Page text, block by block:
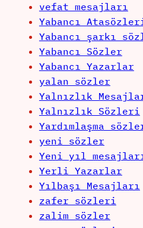
vefat mesajları
Yabancı
Yabancı şarkı
Yabancı Sözler
Yabancı Yazarlar
yalan sözler
Yalnızlık
Yalnızlık Sözleri
Yardımlaşma
yeni sözler
Yeni yıl
Yerli Yazarlar
Yılbaşı Mesajları
zafer sözleri
zalim sözler